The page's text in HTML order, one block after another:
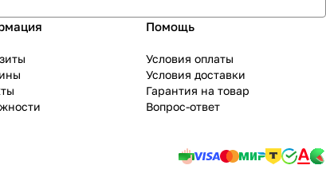
Помощь
Условия оплаты
Условия доставки
Гарантия на товар
Вопрос-ответ